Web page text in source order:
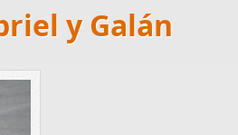
y Galán